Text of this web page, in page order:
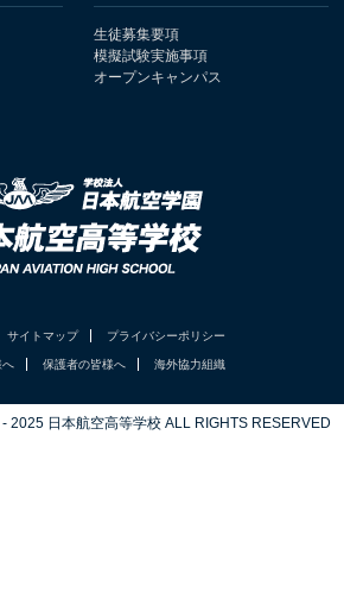
生徒募集要項
模擬試験実施事項
オープンキャンパス
サイトマップ プライバシーポリシー
へ 保護者の皆様へ 海外協力組織
日本航空高等学校 ALL RIGHTS RESERVED